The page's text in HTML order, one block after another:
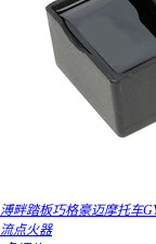
溥畔踏板巧格豪迈摩托车
流点火器